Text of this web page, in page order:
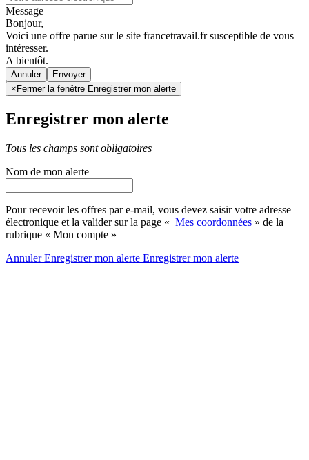
Message
Bonjour,
Voici une offre parue sur le site francetravail.fr susceptible de vous
intéresser.
A bientôt.
Annuler
× Fermer la fenêtre Enregistrer mon alerte
Enregistrer mon alerte
Tous les champs sont obligatoires
Nom de mon alerte
Pour recevoir les offres par e-mail, vous devez saisir votre adresse
électronique et la valider sur la page « Mes coordonnées » de la
rubrique « Mon compte »
AnnulerEnregistrer mon alerte Enregistrermon alerte